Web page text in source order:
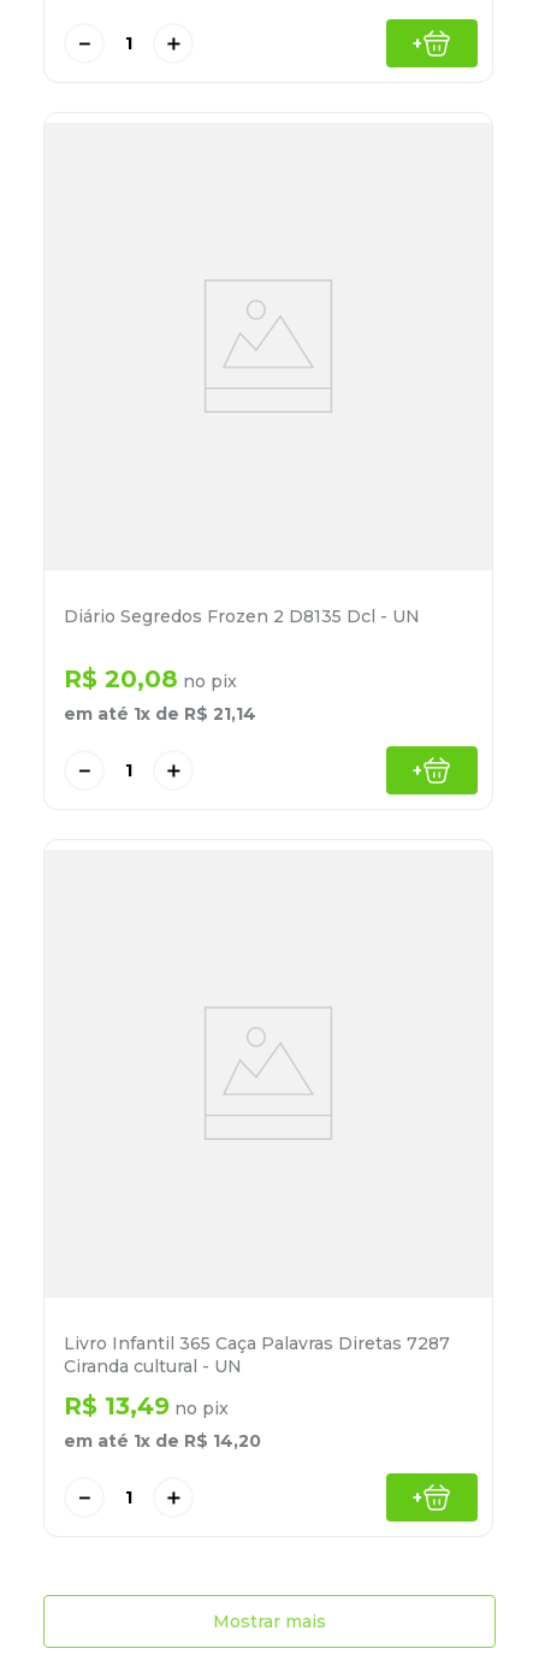
＋
－ +
Diário Segredos Frozen 2 D8135 Dcl - UN
R$ 20,08 no pix
em até 1x de R$ 21,14
＋
－ +
Livro Infantil 365 Caça Palavras Diretas 7287
Ciranda cultural - UN
R$ 13,49 no pix
em até 1x de R$ 14,20
＋
－ +
Mostrar mais